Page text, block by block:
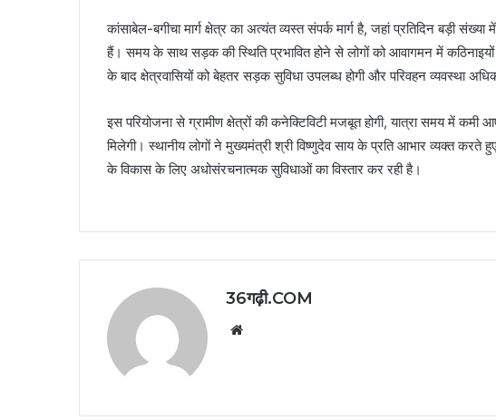
कांसाबेल-बगीचा मार्ग क्षेत्र का अत्यंत व्यस्त संपर्क मार्ग है, जहां प्रतिदिन बड़ी संख्या
हैं। समय के साथ सड़क की स्थिति प्रभावित होने से लोगों को आवागमन में कठिनाइयों
के बाद क्षेत्रवासियों को बेहतर सड़क सुविधा उपलब्ध होगी और परिवहन व्यवस्था
इस परियोजना से ग्रामीण क्षेत्रों की कनेक्टिविटी मजबूत होगी, यात्रा समय में कमी
मिलेगी। स्थानीय लोगों ने मुख्यमंत्री श्री विष्णुदेव साय के प्रति आभार व्यक्त करते
के विकास के लिए अधोसंरचनात्मक सुविधाओं का विस्तार कर रही है।
36गढ़ी.COM